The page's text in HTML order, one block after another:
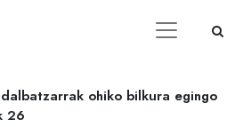
ohiko bilkura egingo
26